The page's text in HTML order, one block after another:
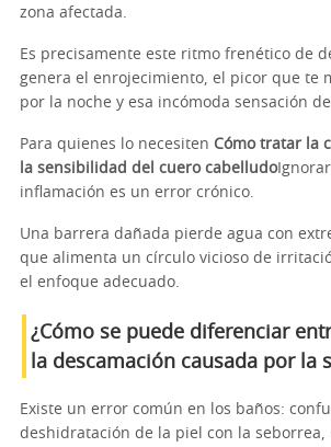
zona afectada.
Es precisamente este ritmo frenético de
genera el enrojecimiento, el picor que te
por la noche y esa incómoda sensación
Para quienes lo necesiten Cómo tratar la
la sensibilidad del cuero cabelludo
inflamación es un error crónico.
Una barrera dañada pierde agua con
que alimenta un círculo vicioso de
el enfoque adecuado.
¿Cómo se puede diferenciar
la descamación causada por la
Existe un error común en los baños:
deshidratación de la piel con la seborrea,